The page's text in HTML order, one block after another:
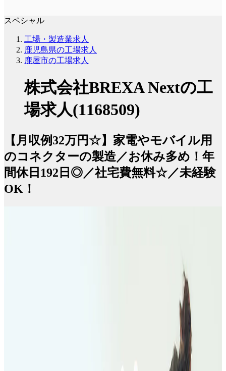
スペシャル
工場・製造業求人
鹿児島県の工場求人
鹿屋市の工場求人
株式会社BREXA Nextの工
場求人(1168509)
【月収例32万円☆】家電やモバイル用
のコネクターの製造／お休み多め！年
間休日192日◎／社宅費無料☆／未経験
OK！